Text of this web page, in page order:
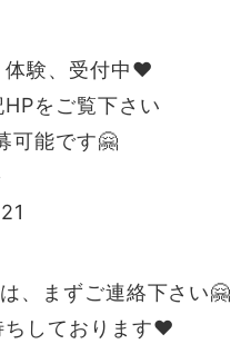
験、受付中❤️
をご覧下さい
可能です🤗
、まずご連絡下さい🤗
おります❤️